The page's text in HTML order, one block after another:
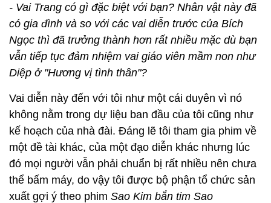
- Vai Trang có gì đặc biệt với bạn? Nhân vật này đã
có gia đình và so với các vai diễn trước của Bích
Ngọc thì đã trưởng thành hơn rất nhiều mặc dù bạn
vẫn tiếp tục đảm nhiệm vai giáo viên mầm non như
Diệp ở "Hương vị tình thân"?
Vai diễn này đến với tôi như một cái duyên vì nó
không nằm trong dự liệu ban đầu của tôi cũng như
kế hoạch của nhà đài. Đáng lẽ tôi tham gia phim về
một đề tài khác, của một đạo diễn khác nhưng lúc
đó mọi người vẫn phải chuẩn bị rất nhiều nên chưa
thể bấm máy, do vậy tôi được bộ phận tổ chức sản
xuất gợi ý theo phim Sao Kim bắn tim Sao